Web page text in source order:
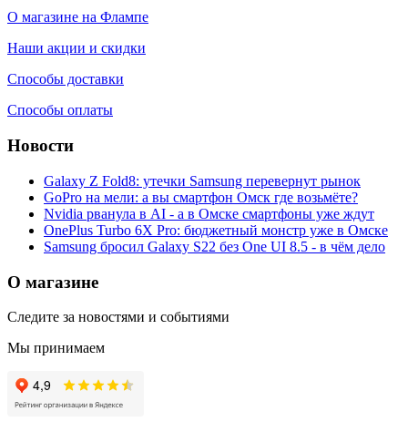
О магазине на Флампе
Наши акции и скидки
Способы доставки
Способы оплаты
Новости
Galaxy Z Fold8: утечки Samsung перевернут рынок
GoPro на мели: а вы смартфон Омск где возьмёте?
Nvidia рванула в AI - а в Омске смартфоны уже ждут
OnePlus Turbo 6X Pro: бюджетный монстр уже в Омске
Samsung бросил Galaxy S22 без One UI 8.5 - в чём дело
О магазине
Следите за новостями и событиями
Мы принимаем